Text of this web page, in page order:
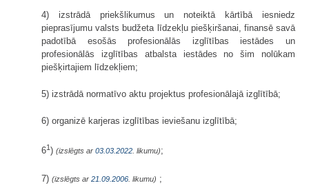
4) izstrādā priekšlikumus un noteiktā kārtībā iesniedz
pieprasījumu valsts budžeta līdzekļu piešķiršanai, finansē savā
padotībā esošās profesionālās izglītības iestādes un
profesionālās izglītības atbalsta iestādes no šim nolūkam
piešķirtajiem līdzekļiem;
5) izstrādā normatīvo aktu projektus profesionālajā izglītībā;
6) organizē karjeras izglītības ieviešanu izglītībā;
61 ) (izslēgts ar 03.03.2022. likumu);
7) (izslēgts ar 21.09.2006 . likumu) ;